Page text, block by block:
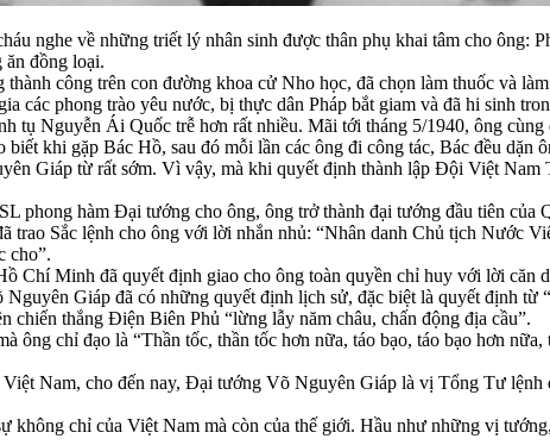
nghe về những triết lý nhân sinh được thân phụ khai tâm cho ông:
đồng loại.
công trên con đường khoa cử Nho học, đã chọn làm thuốc và
các phong trào yêu nước, bị thực dân Pháp bắt giam và đã hi sinh
tụ Nguyễn Ái Quốc trễ hơn rất nhiều. Mãi tới tháng 5/1940, ông
khi gặp Bác Hồ, sau đó mỗi lần các ông đi công tác, Bác đều dặn
Giáp từ rất sớm. Vì vậy, mà khi quyết định thành lập Đội Việt
phong hàm Đại tướng cho ông, ông trở thành đại tướng đầu tiên của
Sắc lệnh cho ông với lời nhắn nhủ: “Nhân danh Chủ tịch Nước
cho”.
Chí Minh đã quyết định giao cho ông toàn quyền chỉ huy với lời căn
Giáp đã có những quyết định lịch sử, đặc biệt là quyết định từ
thắng Điện Biên Phủ “lừng lẫy năm châu, chấn động địa cầu”.
ông chỉ đạo là “Thần tốc, thần tốc hơn nữa, táo bạo, táo bạo hơn
Nam, cho đến nay, Đại tướng Võ Nguyên Giáp là vị Tổng Tư
không chỉ của Việt Nam mà còn của thế giới. Hầu như những vị